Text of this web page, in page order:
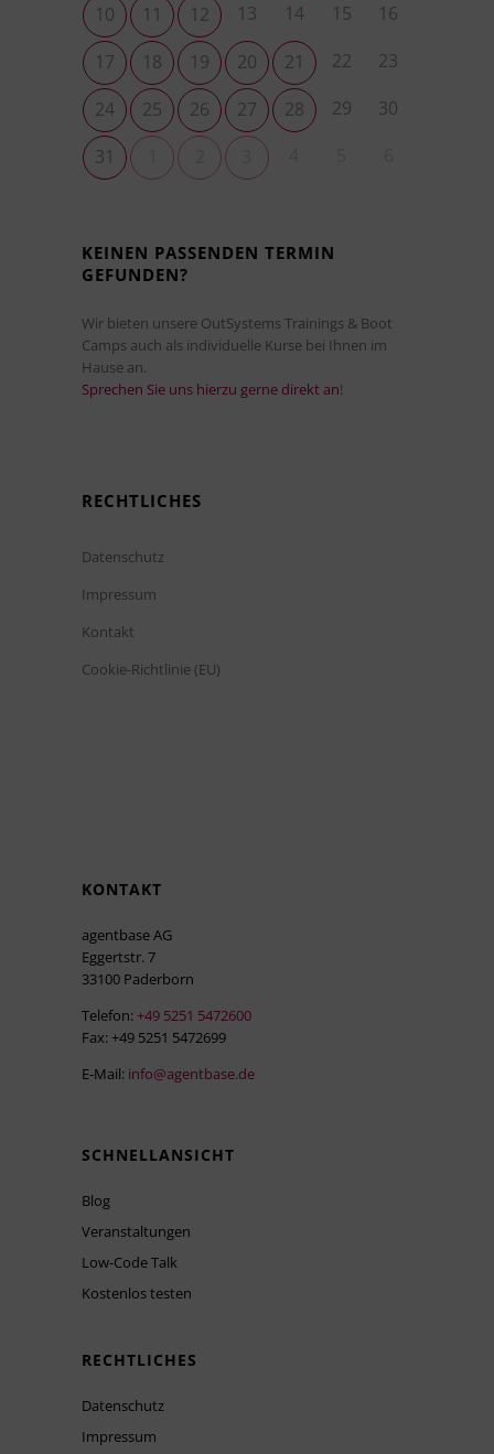
10
11 12 13 14 15
16
17
18 19 20 21 22
23
24
25 26 27 28 29
30
31
KEINEN PASSENDEN TERMIN
GEFUNDEN?
Wir bieten unsere OutSystems Trainings & Boot
Camps auch als individuelle Kurse bei Ihnen im
Hause an.
Sprechen Sie uns hierzu gerne direkt an!
RECHTLICHES
Datenschutz
Impressum
Kontakt
Cookie-Richtlinie (EU)
KONTAKT
agentbase AG
Eggertstr. 7
33100 Paderborn
Telefon: +49 5251 5472600
Fax: +49 5251 5472699
E-Mail: info@agentbase.de
SCHNELLANSICHT
Blog
Veranstaltungen
Low-Code Talk
Kostenlos testen
RECHTLICHES
Datenschutz
Impressum